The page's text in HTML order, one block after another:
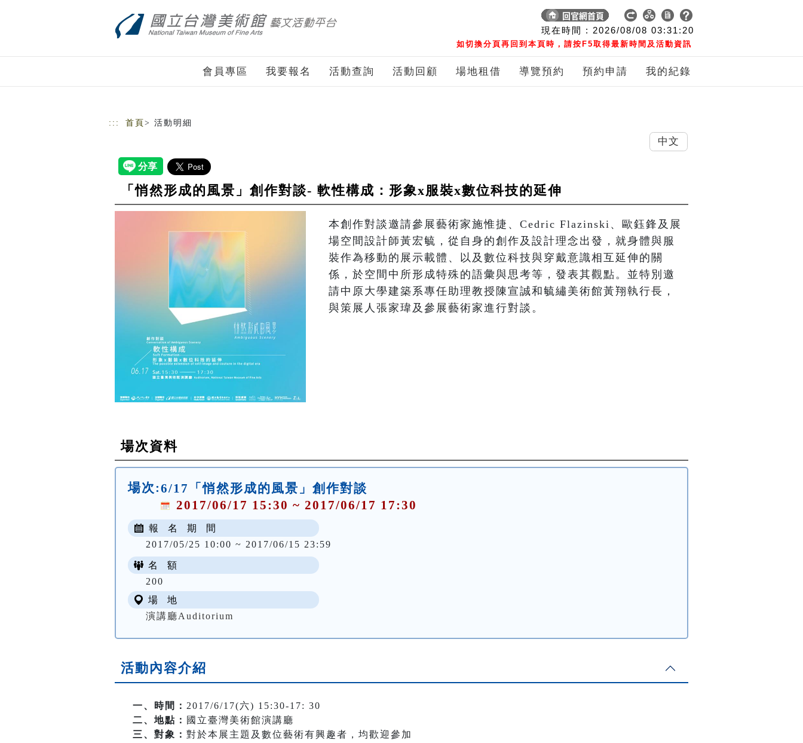
現在時間 : 2026/08/08 03:31:21
如切換分頁再回到本頁時，請按F5取得最新時間及活動資訊
會員專區 我要報名 活動查詢 活動回顧 場地租借 導覽預約 預約申請 我的紀錄
::: 首頁 > 活動明細
「悄然形成的風景」創作對談- 軟性構成：形象x服裝x數位科技的延伸
本創作對談邀請參展藝術家施惟捷、Cedric Flazinski、歐鈺鋒及展
場空間設計師黃宏毓，從自身的創作及設計理念出發，就身體與服
裝作為移動的展示載體、以及數位科技與穿戴意識相互延伸的關
係，於空間中所形成特殊的語彙與思考等，發表其觀點。並特別邀
請中原大學建築系專任助理教授陳宣誠和毓繡美術館黃翔執行長，
與策展人張家瑋及參展藝術家進行對談。
場次資料
場次:6/17「悄然形成的風景」創作對談
2017/06/17 15:30 ~ 2017/06/17 17:30
報 名 期 間
2017/05/25 10:00 ~ 2017/06/15 23:59
名 額
200
場 地
演講廳Auditorium
活動內容介紹
一、時間： 2017/6/17(六) 15:30-17: 30
二、地點： 國立臺灣美術館演講廳
三、對象： 對於本展主題及數位藝術有興趣者，均歡迎參加